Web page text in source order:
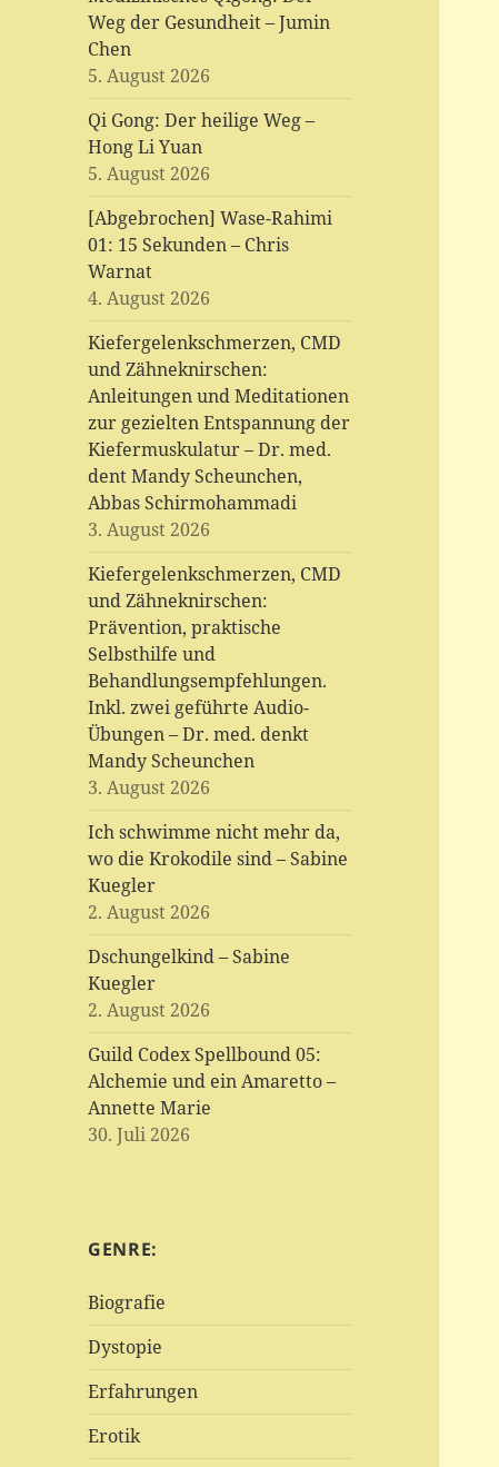
Weg der Gesundheit – Jumin
Chen
5. August 2026
Qi Gong: Der heilige Weg –
Hong Li Yuan
5. August 2026
[Abgebrochen] Wase-Rahimi
01: 15 Sekunden – Chris
Warnat
4. August 2026
Kiefergelenkschmerzen, CMD
und Zähneknirschen:
Anleitungen und Meditationen
zur gezielten Entspannung der
Kiefermuskulatur – Dr. med.
dent Mandy Scheunchen,
Abbas Schirmohammadi
3. August 2026
Kiefergelenkschmerzen, CMD
und Zähneknirschen:
Prävention, praktische
Selbsthilfe und
Behandlungsempfehlungen.
Inkl. zwei geführte Audio-
Übungen – Dr. med. denkt
Mandy Scheunchen
3. August 2026
Ich schwimme nicht mehr da,
wo die Krokodile sind – Sabine
Kuegler
2. August 2026
Dschungelkind – Sabine
Kuegler
2. August 2026
Guild Codex Spellbound 05:
Alchemie und ein Amaretto –
Annette Marie
30. Juli 2026
GENRE:
Biografie
Dystopie
Erfahrungen
Erotik